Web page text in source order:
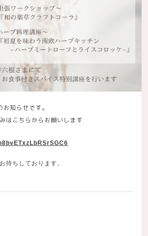
知らせです。
はこちらからお願いします
待ちしております。